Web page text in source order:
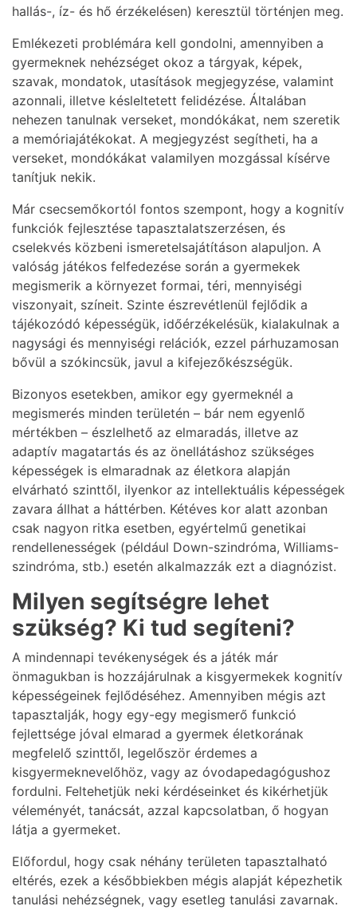
hallás-, íz- és hő érzékelésen) keresztül történjen meg.
Emlékezeti problémára kell gondolni, amennyiben a
gyermeknek nehézséget okoz a tárgyak, képek,
szavak, mondatok, utasítások megjegyzése, valamint
azonnali, illetve késleltetett felidézése. Általában
nehezen tanulnak verseket, mondókákat, nem szeretik
a memóriajátékokat. A megjegyzést segítheti, ha a
verseket, mondókákat valamilyen mozgással kísérve
tanítjuk nekik.
Már csecsemőkortól fontos szempont, hogy a kognitív
funkciók fejlesztése tapasztalatszerzésen, és
cselekvés közbeni ismeretelsajátításon alapuljon. A
valóság játékos felfedezése során a gyermekek
megismerik a környezet formai, téri, mennyiségi
viszonyait, színeit. Szinte észrevétlenül fejlődik a
tájékozódó képességük, időérzékelésük, kialakulnak a
nagysági és mennyiségi relációk, ezzel párhuzamosan
bővül a szókincsük, javul a kifejezőkészségük.
Bizonyos esetekben, amikor egy gyermeknél a
megismerés minden területén – bár nem egyenlő
mértékben – észlelhető az elmaradás, illetve az
adaptív magatartás és az önellátáshoz szükséges
képességek is elmaradnak az életkora alapján
elvárható szinttől, ilyenkor az intellektuális képességek
zavara állhat a háttérben. Kétéves kor alatt azonban
csak nagyon ritka esetben, egyértelmű genetikai
rendellenességek (például Down-szindróma, Williams-
szindróma, stb.) esetén alkalmazzák ezt a diagnózist.
Milyen segítségre lehet
szükség? Ki tud segíteni?
A mindennapi tevékenységek és a játék már
önmagukban is hozzájárulnak a kisgyermekek kognitív
képességeinek fejlődéséhez. Amennyiben mégis azt
tapasztalják, hogy egy-egy megismerő funkció
fejlettsége jóval elmarad a gyermek életkorának
megfelelő szinttől, legelőször érdemes a
kisgyermeknevelőhöz, vagy az óvodapedagógushoz
fordulni. Feltehetjük neki kérdéseinket és kikérhetjük
véleményét, tanácsát, azzal kapcsolatban, ő hogyan
látja a gyermeket.
Előfordul, hogy csak néhány területen tapasztalható
eltérés, ezek a későbbiekben mégis alapját képezhetik
tanulási nehézségnek, vagy esetleg tanulási zavarnak.